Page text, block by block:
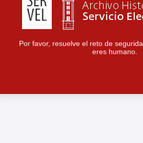
Por favor, resuelve el reto de
eres humano.